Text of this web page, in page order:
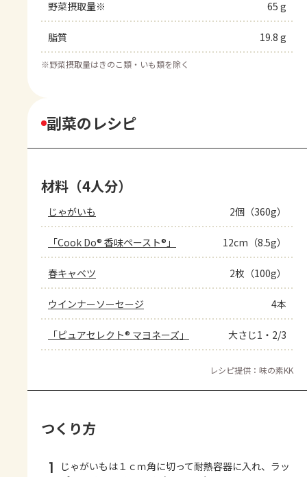
野菜摂取量※ 65 g
脂質 19.8 g
※野菜摂取量はきのこ類・いも類を除く
副菜のレシピ
材料（4人分）
じゃがいも 2個（360g）
「Cook Do® 香味ペースト®」 12cm（8.5g）
春キャベツ 2枚（100g）
ウインナーソーセージ 4本
「ピュアセレクト® マヨネーズ」 大さじ1・2/3
レシピ提供：味の素KK
つくり方
1
じゃがいもは１ｃｍ角に切って耐熱容器に入れ、ラッ